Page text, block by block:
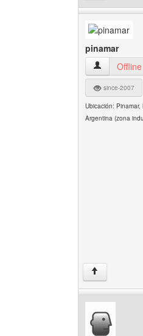
pinamar
pinamar Ver
Offline
since-2007
Ubicación: Pinamar,
Argentina (zona
↑